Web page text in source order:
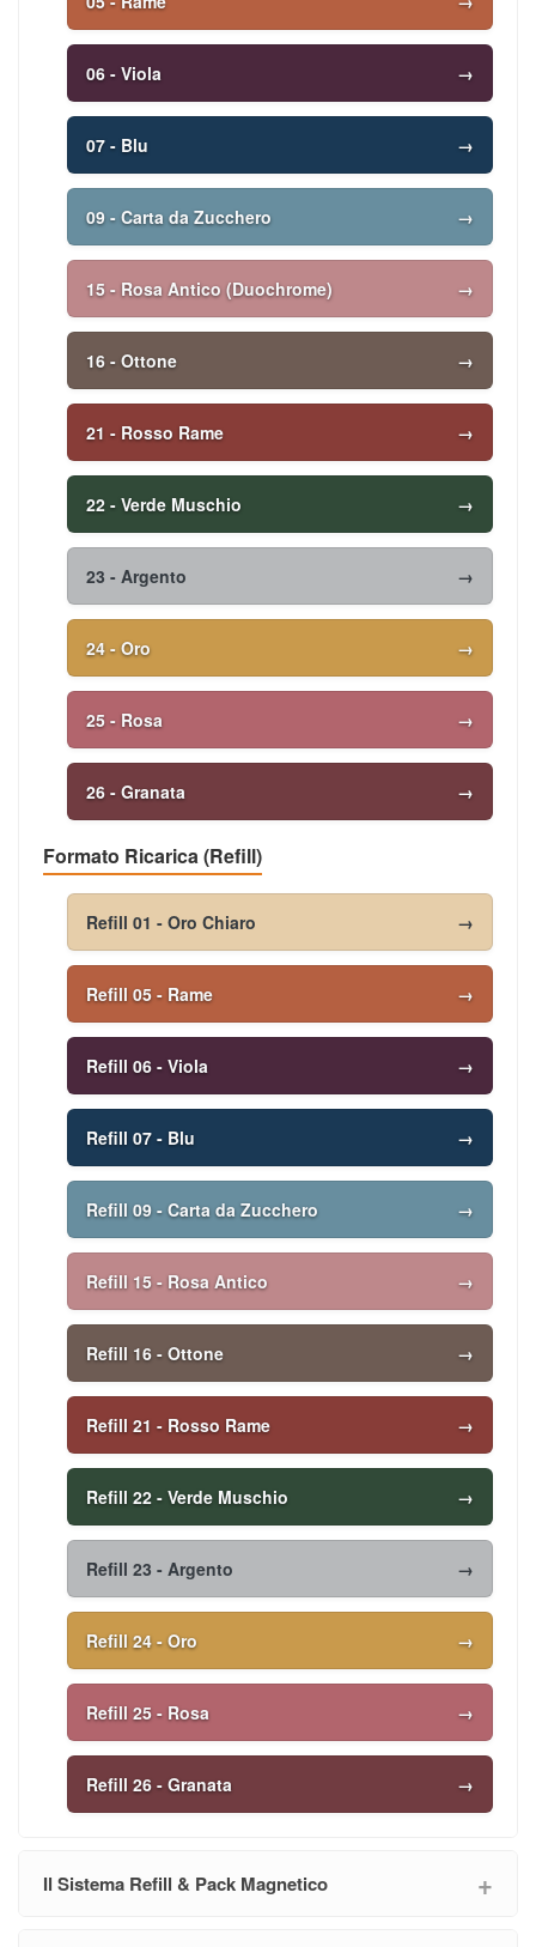
06 - Viola →
07 - Blu →
09 - Carta da Zucchero →
15 - Rosa Antico (Duochrome) →
16 - Ottone →
21 - Rosso Rame →
22 - Verde Muschio →
23 - Argento →
24 - Oro →
25 - Rosa →
26 - Granata →
Formato Ricarica (Refill)
Refill 01 - Oro Chiaro →
Refill 05 - Rame →
Refill 06 - Viola →
Refill 07 - Blu →
Refill 09 - Carta da Zucchero →
Refill 15 - Rosa Antico →
Refill 16 - Ottone →
Refill 21 - Rosso Rame →
Refill 22 - Verde Muschio →
Refill 23 - Argento →
Refill 24 - Oro →
Refill 25 - Rosa →
Refill 26 - Granata →
Il Sistema Refill & Pack Magnetico